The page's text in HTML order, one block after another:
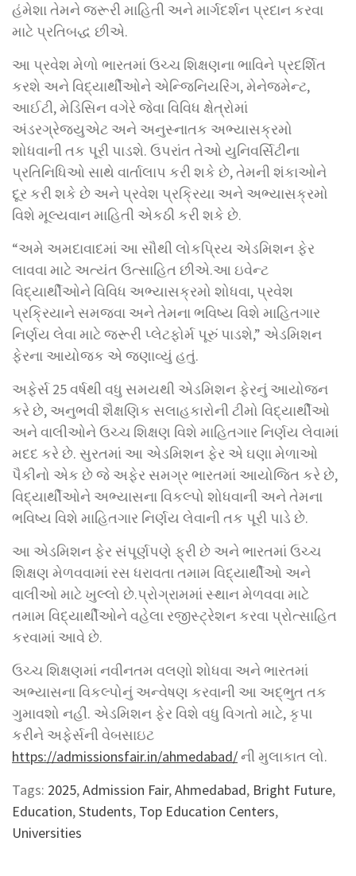
હંમેશા તેમને જરૂરી માહિતી અને માર્ગદર્શન પ્રદાન કરવા
માટે પ્રતિબદ્ધ છીએ.
આ પ્રવેશ મેળો ભારતમાં ઉચ્ચ શિક્ષણના ભાવિને પ્રદર્શિત
કરશે અને વિદ્યાર્થીઓને એન્જિનિયરિંગ, મેનેજમેન્ટ,
આઈટી, મેડિસિન વગેરે જેવા વિવિધ ક્ષેત્રોમાં
અંડરગ્રેજ્યુએટ અને અનુસ્નાતક અભ્યાસક્રમો
શોધવાની તક પૂરી પાડશે. ઉપરાંત તેઓ યુનિવર્સિટીના
પ્રતિનિધિઓ સાથે વાર્તાલાપ કરી શકે છે, તેમની શંકાઓને
દૂર કરી શકે છે અને પ્રવેશ પ્રક્રિયા અને અભ્યાસક્રમો
વિશે મૂલ્યવાન માહિતી એકઠી કરી શકે છે.
“અમે અમદાવાદમાં આ સૌથી લોકપ્રિય એડમિશન ફેર
લાવવા માટે અત્યંત ઉત્સાહિત છીએ.આ ઇવેન્ટ
વિદ્યાર્થીઓને વિવિધ અભ્યાસક્રમો શોધવા, પ્રવેશ
પ્રક્રિયાને સમજવા અને તેમના ભવિષ્ય વિશે માહિતગાર
નિર્ણય લેવા માટે જરૂરી પ્લેટફોર્મ પૂરું પાડશે,” એડમિશન
ફેરના આયોજક એ જણાવ્યું હતું.
અફેર્સ 25 વર્ષથી વધુ સમયથી એડમિશન ફેરનું આયોજન
કરે છે, અનુભવી શૈક્ષણિક સલાહકારોની ટીમો વિદ્યાર્થીઓ
અને વાલીઓને ઉચ્ચ શિક્ષણ વિશે માહિતગાર નિર્ણય લેવામાં
મદદ કરે છે. સુરતમાં આ એડમિશન ફેર એ ઘણા મેળાઓ
પૈકીનો એક છે જે અફેર સમગ્ર ભારતમાં આયોજિત કરે છે,
વિદ્યાર્થીઓને અભ્યાસના વિકલ્પો શોધવાની અને તેમના
ભવિષ્ય વિશે માહિતગાર નિર્ણય લેવાની તક પૂરી પાડે છે.
આ એડમિશન ફેર સંપૂર્ણપણે ફ્રી છે અને ભારતમાં ઉચ્ચ
શિક્ષણ મેળવવામાં રસ ધરાવતા તમામ વિદ્યાર્થીઓ અને
વાલીઓ માટે ખુલ્લો છે.પ્રોગ્રામમાં સ્થાન મેળવવા માટે
તમામ વિદ્યાર્થીઓને વહેલા રજીસ્ટ્રેશન કરવા પ્રોત્સાહિત
કરવામાં આવે છે.
ઉચ્ચ શિક્ષણમાં નવીનતમ વલણો શોધવા અને ભારતમાં
અભ્યાસના વિકલ્પોનું અન્વેષણ કરવાની આ અદ્ભુત તક
ગુમાવશો નહીં. એડમિશન ફેર વિશે વધુ વિગતો માટે, કૃપા
કરીને અફેર્સની વેબસાઇટ
https://admissionsfair.in/ahmedabad/ની મુલાકાત લો.
Tags: 2025,Admission Fair,Ahmedabad, Bright Future,
Education,Students, Top Education Centers,
Universities